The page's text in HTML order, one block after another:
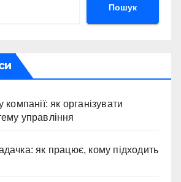
Пошук
компанії: як організувати
управління
як працює, кому підходить